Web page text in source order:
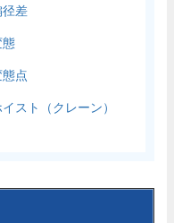
径差
態
態点
スト（クレーン）